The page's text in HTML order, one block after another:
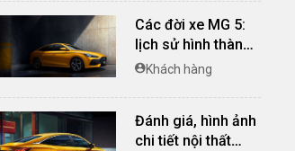
Các đời xe MG 5:
lịch sử hình thành,
các thế hệ trên thế
Khách hàng
Đánh giá, hình ảnh
chi tiết nội thất